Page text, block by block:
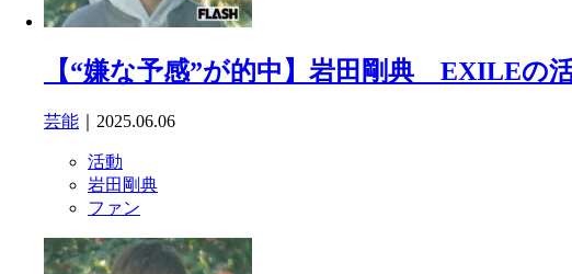
【“嫌な予感”が的中】岩田剛典 EXILEの
芸能 ｜2025.06.06
活動
岩田剛典
ファン